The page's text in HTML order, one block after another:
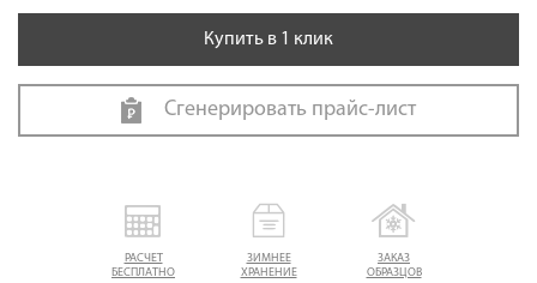
РАСЧЕТ
БЕСПЛАТНО
ЗИМНЕЕ
ХРАНЕНИЕ
ЗАКАЗ
ОБРАЗЦОВ
Купить в 1 клик
Сгенерировать прайс-лист